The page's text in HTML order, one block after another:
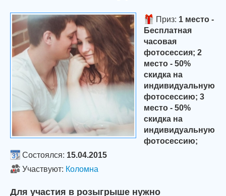
Приз: 1 место -
Бесплатная
часовая
фотосессия; 2
место - 50%
скидка на
индивидуальную
фотосессию; 3
место - 50%
скидка на
индивидуальную
фотосессию;
Состоялся: 15.04.2015
Участвуют: Коломна
Для участия в розыгрыше нужно